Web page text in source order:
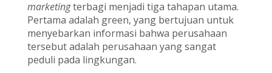
marketingterbagi menjadi tiga tahapan utama.
Pertama adalah green, yang bertujuan untuk
menyebarkan informasi bahwa perusahaan
tersebut adalah perusahaan yang sangat
peduli pada lingkungan.